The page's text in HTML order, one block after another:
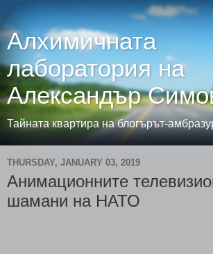
Алхимичната
лаборатория на
Александър
Тайната квартира на блогърът-
THURSDAY, JANUARY 03, 2019
Анимационните
шамани на НАТО